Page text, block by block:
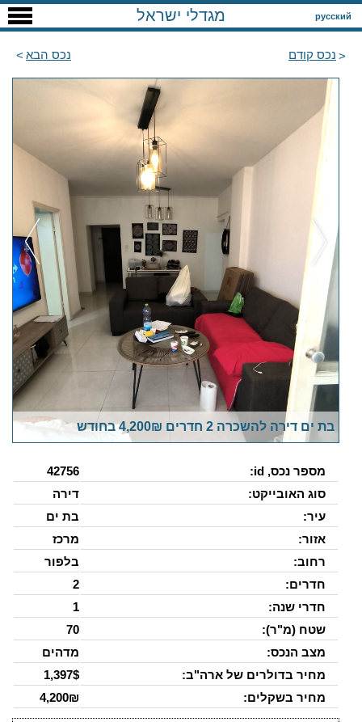
русский מגדלי ישראל
נכס קודם נכס הבא
בת ים דירה להשכרה 2 חדרים 4,200₪ בחודש
מספר נכס, id:
42756
סוג האובייקט:
דירה
עיר:
בת ים
אזור:
מרכז
רחוב:
בלפור
חדרים:
2
חדרי שנה:
1
שטח (מ"ר):
70
מצב הנכס:
מדהים
מחיר בדולרים של ארה"ב:
1,397$
מחיר בשקלים:
4,200₪